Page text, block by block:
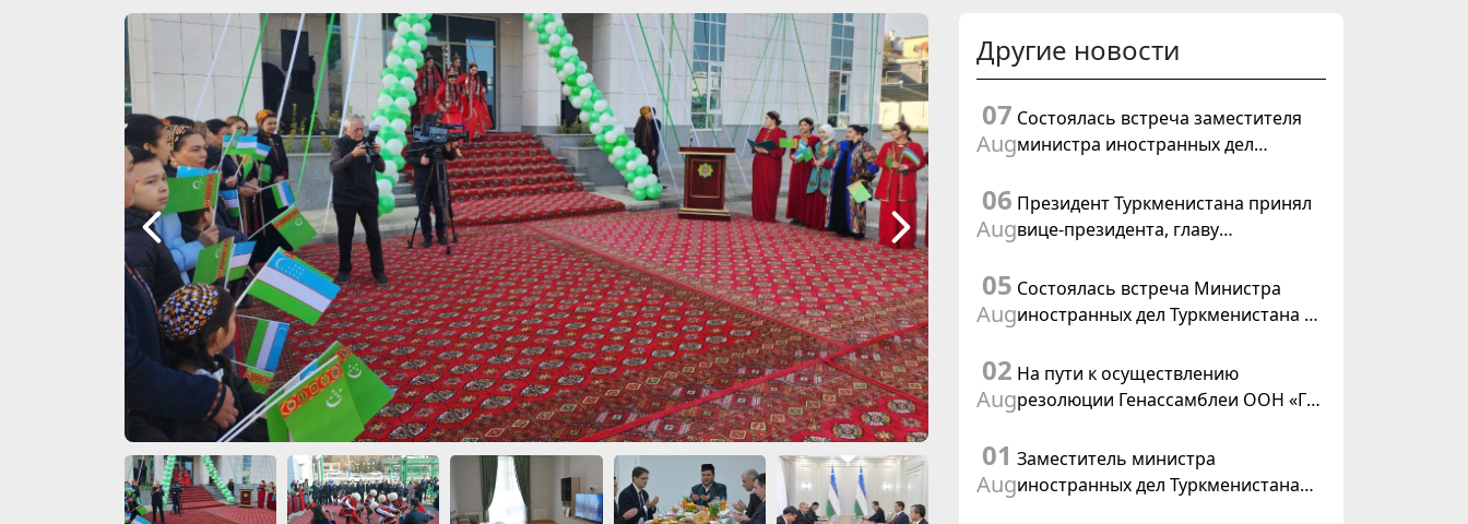
Другие новости
07
Aug
Состоялась встреча заместителя
министра иностранных дел
поверенным в делах США в
Туркменистане
06
Aug
Президент Туркменистана принял
вице-президента, главу
иностранных дел Швейцарской
Конфедерации
05
Aug
Состоялась встреча Министра
иностранных дел Туркменистана с
02
Aug
На пути к осуществлению
резолюции Генассамблеи ООН «Год
инициированной Туркменистаном
01
Aug
Заместитель министра
иностранных дел Туркменистана